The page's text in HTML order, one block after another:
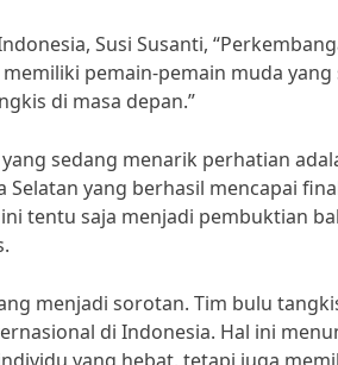
Susi Susanti,
pemain-pemain muda
di masa depan.”
sedang menarik perhatian
yang berhasil mencapai
tentu saja menjadi pembuktian
menjadi sorotan. Tim bulu
di Indonesia. Hal ini